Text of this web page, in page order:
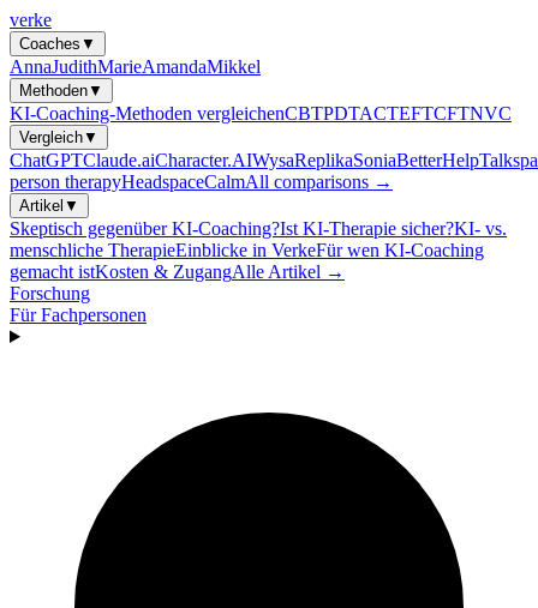
verke
Coaches ▼
AnnaJudithMarieAmandaMikkel
Methoden▼
KI-Coaching-Methoden vergleichenCBTPDTACTEFTCFTNVC
Vergleich▼
ChatGPTClaude.aiCharacter.AIWysaReplikaSoniaBetterHelp
person therapyHeadspaceCalmAll comparisons →
Artikel ▼
Skeptisch gegenüber KI-Coaching?Ist KI-Therapie sicher?KI- vs.
menschliche TherapieEinblicke in VerkeFür wen KI-Coaching
gemacht istKosten & ZugangAlle Artikel →
Forschung
Für Fachpersonen